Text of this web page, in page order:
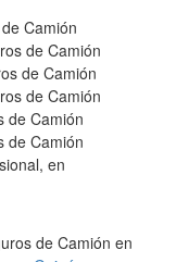
Camión
de Camión
de Camión
de Camión
de Camión
de Camión
en
de Camión en